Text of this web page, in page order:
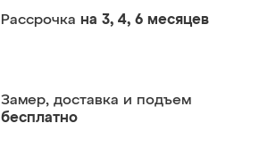
Рассрочка на 3, 4, 6 месяцев
Замер, доставка и подъем
бесплатно